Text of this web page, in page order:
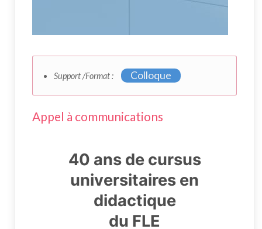
Support /Format : Colloque
Appel à communications
40 ans de cursus
universitaires en
didactique
du FLE